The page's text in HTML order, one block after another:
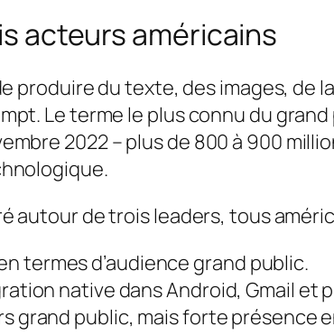
acteurs américains
produire du texte, des images, de
Le terme le plus connu du
2022 – plus de 800 à 900
autour de trois leaders, tous
termes d’audience grand public.
native dans Android, Gmail et
grand public, mais forte présence